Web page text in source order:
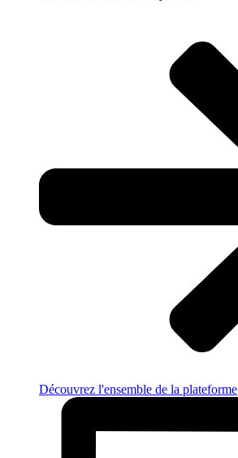
Découvrez l'ensemble de la plateforme